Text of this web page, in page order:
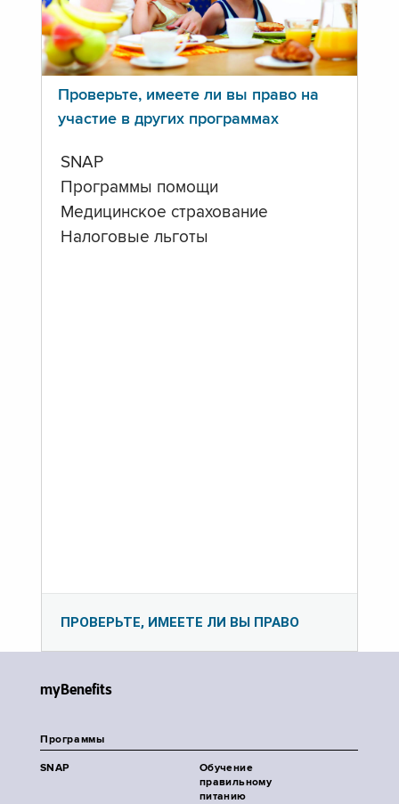
Проверьте, имеете ли вы право на
участие в других программах
SNAP
Программы помощи
Медицинское страхование
Налоговые льготы
ПРОВЕРЬТЕ, ИМЕЕТЕ ЛИ ВЫ ПРАВО
myBenefits
Программы
SNAP
Обучение
правильному
питанию